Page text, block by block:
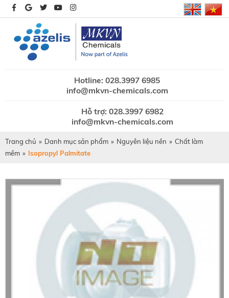
Hotline: 028.3997 6985
info@mkvn-chemicals.com
Hỗ trợ: 028.3997 6982
info@mkvn-chemicals.com
Trang chủ » Danh mục sản phẩm » Nguyên liệu nền » Chất làm
mềm » Isopropyl Palmitate